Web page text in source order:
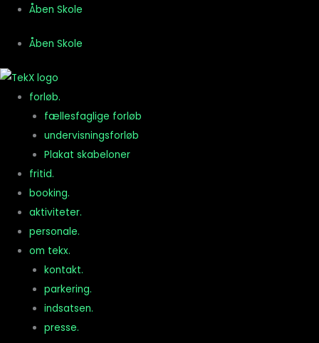
indholdet
Åben Skole
Åben Skole
forløb.
fællesfaglige forløb
undervisningsforløb
Plakat skabeloner
fritid.
booking.
aktiviteter.
personale.
om tekx.
kontakt.
parkering.
indsatsen.
presse.